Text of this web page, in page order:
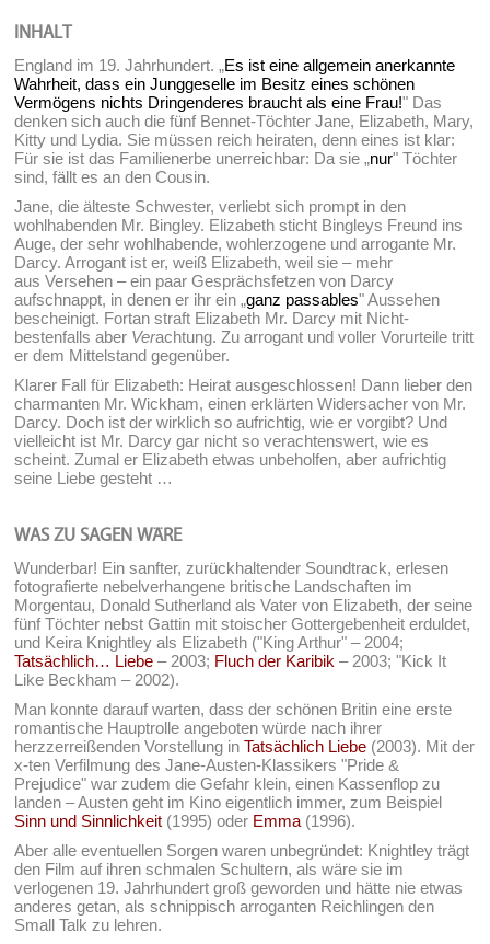
INHALT
England im 19. Jahrhundert. „Es ist eine allgemein anerkannte
Wahrheit, dass ein Junggeselle im Besitz eines schönen
Vermögens nichts Dringenderes braucht als eine Frau!" Das
denken sich auch die fünf Bennet-Töchter Jane, Elizabeth, Mary,
Kitty und Lydia. Sie müssen reich heiraten, denn eines ist klar:
Für sie ist das Familienerbe unerreichbar: Da sie „nur" Töchter
sind, fällt es an den Cousin.
Jane, die älteste Schwester, verliebt sich prompt in den
wohlhabenden Mr. Bingley. Elizabeth sticht Bingleys Freund ins
Auge, der sehr wohlhabende, wohlerzogene und arrogante Mr.
Darcy. Arrogant ist er, weiß Elizabeth, weil sie – mehr
aus Versehen – ein paar Gesprächsfetzen von Darcy
aufschnappt, in denen er ihr ein „ganz passables" Aussehen
bescheinigt. Fortan straft Elizabeth Mr. Darcy mit Nicht-
bestenfalls aber Verachtung. Zu arrogant und voller Vorurteile tritt
er dem Mittelstand gegenüber.
Klarer Fall für Elizabeth: Heirat ausgeschlossen! Dann lieber den
charmanten Mr. Wickham, einen erklärten Widersacher von Mr.
Darcy. Doch ist der wirklich so aufrichtig, wie er vorgibt? Und
vielleicht ist Mr. Darcy gar nicht so verachtenswert, wie es
scheint. Zumal er Elizabeth etwas unbeholfen, aber aufrichtig
seine Liebe gesteht …
WAS ZU SAGEN WÄRE
Wunderbar! Ein sanfter, zurückhaltender Soundtrack, erlesen
fotografierte nebelverhangene britische Landschaften im
Morgentau, Donald Sutherland als Vater von Elizabeth, der seine
fünf Töchter nebst Gattin mit stoischer Gottergebenheit erduldet,
und Keira Knightley als Elizabeth ("King Arthur" – 2004;
Tatsächlich… Liebe – 2003; Fluch der Karibik – 2003; "Kick It
Like Beckham – 2002).
Man konnte darauf warten, dass der schönen Britin eine erste
romantische Hauptrolle angeboten würde nach ihrer
herzzerreißenden Vorstellung inTatsächlich Liebe (2003). Mit der
x-ten Verfilmung des Jane-Austen-Klassikers "Pride &
Prejudice" war zudem die Gefahr klein, einen Kassenflop zu
landen – Austen geht im Kino eigentlich immer, zum Beispiel
Sinn und Sinnlichkeit (1995) oder Emma (1996).
Aber alle eventuellen Sorgen waren unbegründet: Knightley trägt
den Film auf ihren schmalen Schultern, als wäre sie im
verlogenen 19. Jahrhundert groß geworden und hätte nie etwas
anderes getan, als schnippisch arroganten Reichlingen den
Small Talk zu lehren.